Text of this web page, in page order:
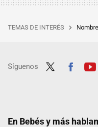
TEMAS DE INTERÉS
Síguenos
En Bebés y más